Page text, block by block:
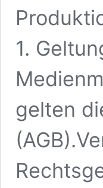
1.
gelten